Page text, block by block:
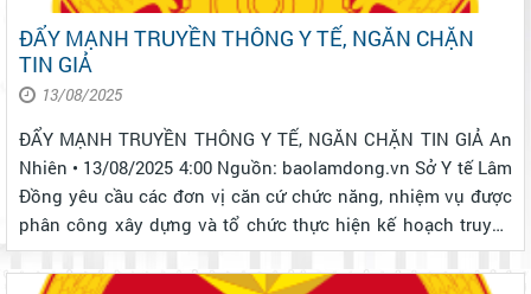
ĐẨY MẠNH TRUYỀN THÔNG Y TẾ, NGĂN CHẶN
TIN GIẢ
13/08/2025
ĐẨY MẠNH TRUYỀN THÔNG Y TẾ, NGĂN CHẶN TIN GIẢ An
Nhiên • 13/08/2025 4:00 Nguồn: baolamdong.vn Sở Y tế Lâm
Đồng yêu cầu các đơn vị căn cứ chức năng, nhiệm vụ được
phân công xây dựng và tổ chức thực hiện kế hoạch truyền
thông phòng, chống dịch bệnh, góp phần bảo vệ, chăm sóc,
nâng cao sức khỏe Nhân ...